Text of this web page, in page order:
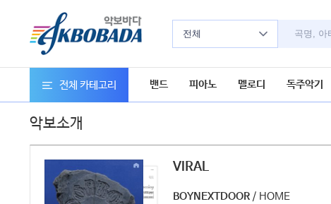
전체
전체 카테고리 밴드 피아노 멜로디 독주악기
악보소개
VIRAL
BOYNEXTDOOR / HOME